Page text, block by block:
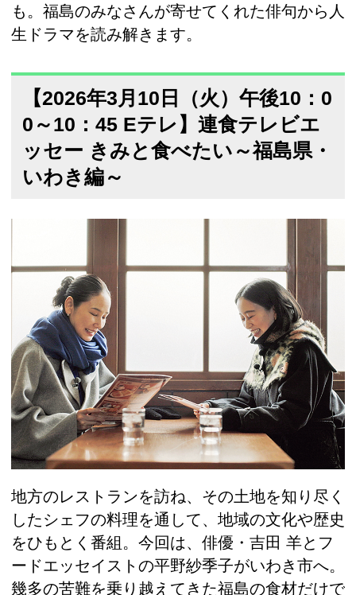
も。福島のみなさんが寄せてくれた俳句から人
生ドラマを読み解きます。
【2026年3月10日（火）午後10：0
0～10：45 Eテレ】連食テレビエ
ッセー きみと食べたい～福島県・
いわき編～
地方のレストランを訪ね、その土地を知り尽く
したシェフの料理を通して、地域の文化や歴史
をひもとく番組。今回は、俳優・吉田 羊とフ
ードエッセイストの平野紗季子がいわき市へ。
幾多の苦難を乗り越えてきた福島の食材だけで